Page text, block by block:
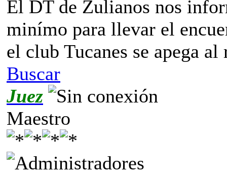
El DT de Zulianos nos
minímo para llevar el
el club Tucanes se apega al
Buscar
Juez
Maestro